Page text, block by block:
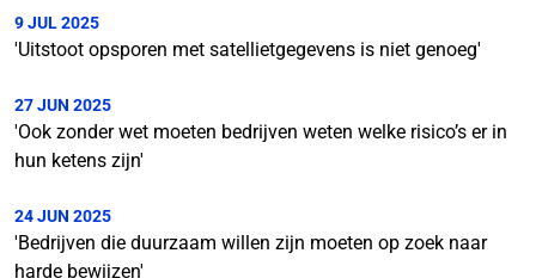
9 JUL 2025
'Uitstoot opsporen met satellietgegevens is niet genoeg'
27 JUN 2025
'Ook zonder wet moeten bedrijven weten welke risico’s er in
hun ketens zijn'
24 JUN 2025
'Bedrijven die duurzaam willen zijn moeten op zoek naar
harde bewijzen'